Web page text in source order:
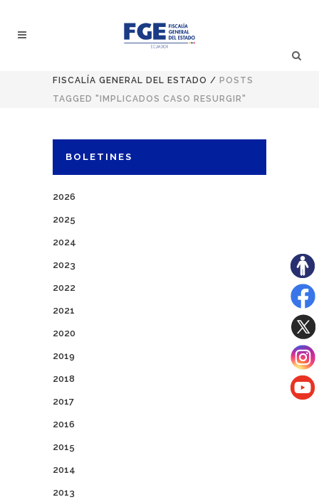
FISCALÍA GENERAL DEL ESTADO / POSTS
TAGGED "IMPLICADOS CASO RESURGIR"
BOLETINES
2026
2025
2024
2023
2022
2021
2020
2019
2018
2017
2016
2015
2014
2013